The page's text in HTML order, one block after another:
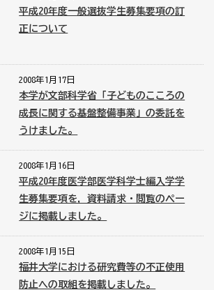
平成20年度一般選抜学生募集要項の訂
正について
2008年1月17日
本学が文部科学省「子どものこころの
成長に関する基盤整備事業」の委託を
うけました。
2008年1月16日
平成20年度医学部医学科学士編入学学
生募集要項を，資料請求・閲覧のペー
ジに掲載しました。
2008年1月15日
福井大学における研究費等の不正使用
防止への取組を掲載しました。